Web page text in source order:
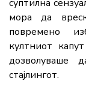
суптилна
мора да
повремено
култниот
дозволуваше
стајлингот.